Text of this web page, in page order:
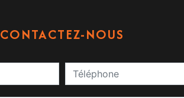
CONTACTEZ-NOUS